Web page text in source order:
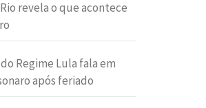
revela o que acontece
Regime Lula fala em
após feriado